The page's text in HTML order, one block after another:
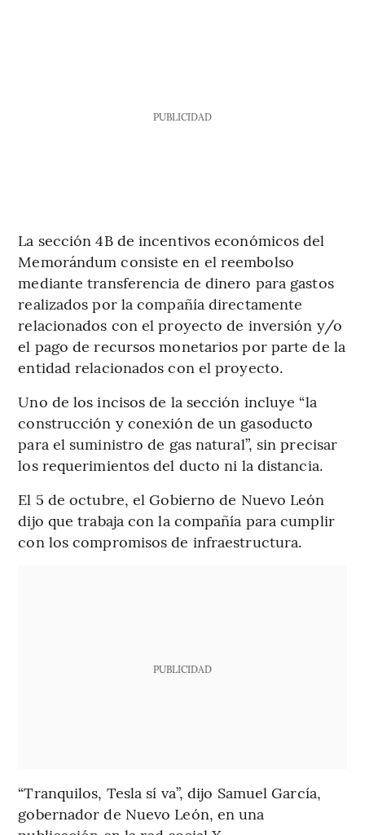
PUBLICIDAD
La sección 4B de incentivos económicos del
Memorándum consiste en el reembolso
mediante transferencia de dinero para gastos
realizados por la compañía directamente
relacionados con el proyecto de inversión y/o
el pago de recursos monetarios por parte de la
entidad relacionados con el proyecto.
Uno de los incisos de la sección incluye “la
construcción y conexión de un gasoducto
para el suministro de gas natural”, sin precisar
los requerimientos del ducto ni la distancia.
El 5 de octubre, el Gobierno de Nuevo León
dijo que trabaja con la compañía para cumplir
con los compromisos de infraestructura.
PUBLICIDAD
“Tranquilos, Tesla sí va”, dijo Samuel García,
gobernador de Nuevo León, en una